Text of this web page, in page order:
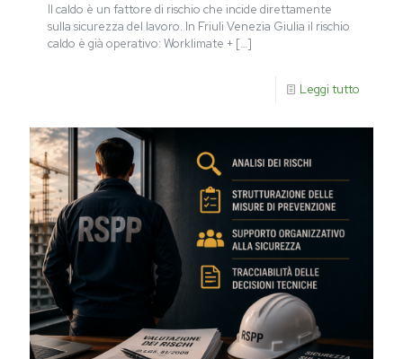
Il caldo è un fattore di rischio che incide direttamente
sulla sicurezza del lavoro. In Friuli Venezia Giulia il rischio
caldo è già operativo: Worklimate + […]
Leggi tutto